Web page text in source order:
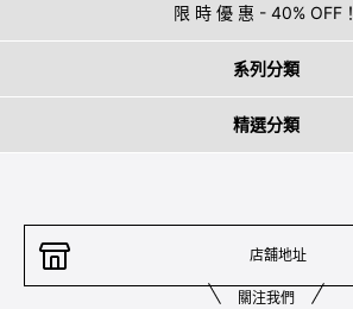
限 時 優 惠 - 40% OFF！
系列分類
精選分類
店舖地址
關注我們